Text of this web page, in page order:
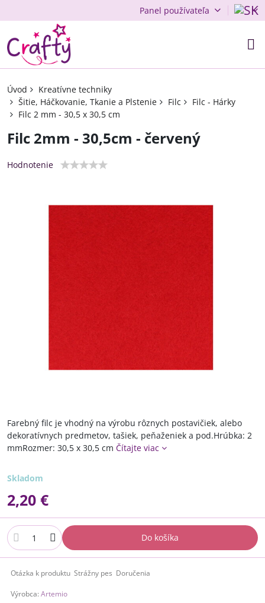
Panel používateľa
Úvod
Kreatívne techniky
Šitie, Háčkovanie, Tkanie a Plstenie
Filc
Filc - Hárky
Filc 2 mm - 30,5 x 30,5 cm
Filc 2mm - 30,5cm - červený
Hodnotenie
Farebný filc je vhodný na výrobu rôznych postavičiek, alebo
dekoratívnych predmetov, tašiek, peňaženiek a pod.Hrúbka: 2
mmRozmer: 30,5 x 30,5 cm Čítajte viac
Skladom
2,20 €
Do košíka
Otázka k produktu Strážny pes Doručenia
Výrobca: Artemio